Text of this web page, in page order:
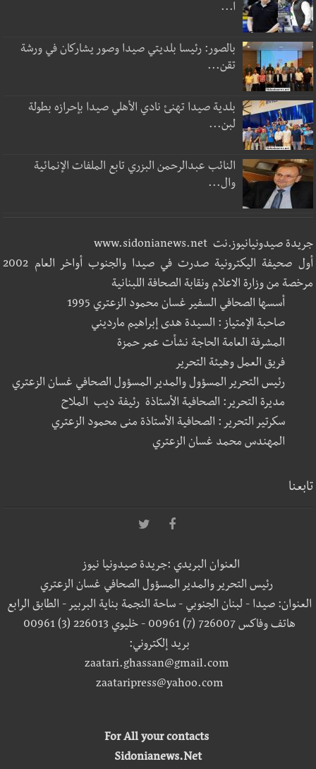
ا...
بالصور: رئيسا بلديتي صيدا وصور يشاركان في ورشة
تقن...
بلدية صيدا تهنئ نادي الأهلي صيدا بإحرازه بطولة
لبن...
النائب عبدالرحمن البزري تابع الملفات الإنمائية
وال...
جريدة صيدونيانيوز.نت www.sidonianews.net
أول صحيفة اليكترونية صدرت في صيدا والجنوب أواخر العام 2002
مرخصة من وزارة الاعلام ونقابة الصحافة اللبنانية
أسسها الصحافي السفير غسان محمود الزعتري 1995
صاحبة الإمتياز : السيدة هدى إبراهيم مارديني
المشرفة العامة الحاجة نشأت عمر حمزة
فريق العمل وهيئة التحرير
رئيس التحرير المسؤول والمدير المسؤول الصحافي غسان الزعتري
مديرة التحرير: الصحافية الأستاذة رئيفة ديب الملاح
سكرتير التحرير : الصحافية الأستاذة منى محمود الزعتري
المهندس محمد غسان الزعتري
تابعنا
العنوان البريدي :جريدة صيدونيا نيوز
رئيس التحرير والمدير المسؤول الصحافي غسان الزعتري
العنوان: صيدا - لبنان الجنوبي - ساحة النجمة بناية البربير - الطابق الرابع
هاتف وفاكس 726007 (7) 00961 - خليوي 226013 (3) 00961
بريد إلكتروني:
zaatari.ghassan@gmail.com
zaataripress@yahoo.com
For All your contacts
Sidonianews.Net